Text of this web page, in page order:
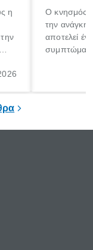
η
Ο κνησμός
την ανάγκη
αποτελεί